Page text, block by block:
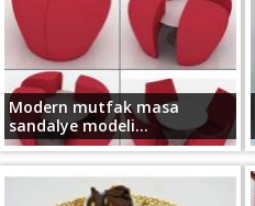
Modern mutfak masa
sandalye modeli...